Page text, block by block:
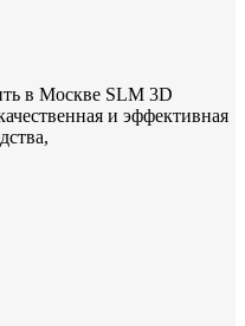
в Москве SLM 3D
и эффективная